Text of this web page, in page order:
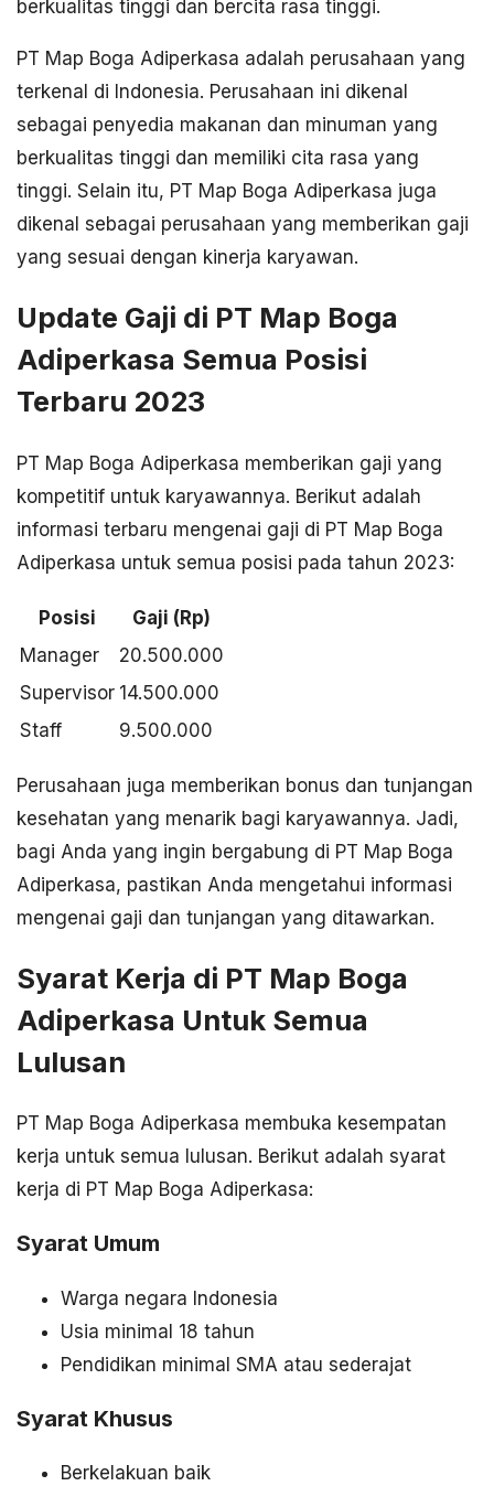
berkualitas tinggi dan bercita rasa tinggi.
PT Map Boga Adiperkasa adalah perusahaan yang
terkenal di Indonesia. Perusahaan ini dikenal
sebagai penyedia makanan dan minuman yang
berkualitas tinggi dan memiliki cita rasa yang
tinggi. Selain itu, PT Map Boga Adiperkasa juga
dikenal sebagai perusahaan yang memberikan gaji
yang sesuai dengan kinerja karyawan.
Update Gaji di PT Map Boga
Adiperkasa Semua Posisi
Terbaru 2023
PT Map Boga Adiperkasa memberikan gaji yang
kompetitif untuk karyawannya. Berikut adalah
informasi terbaru mengenai gaji di PT Map Boga
Adiperkasa untuk semua posisi pada tahun 2023:
Posisi
Gaji (Rp)
Manager
20.500.000
Supervisor 14.500.000
Staff
9.500.000
Perusahaan juga memberikan bonus dan tunjangan
kesehatan yang menarik bagi karyawannya. Jadi,
bagi Anda yang ingin bergabung di PT Map Boga
Adiperkasa, pastikan Anda mengetahui informasi
mengenai gaji dan tunjangan yang ditawarkan.
Syarat Kerja di PT Map Boga
Adiperkasa Untuk Semua
Lulusan
PT Map Boga Adiperkasa membuka kesempatan
kerja untuk semua lulusan. Berikut adalah syarat
kerja di PT Map Boga Adiperkasa:
Syarat Umum
Warga negara Indonesia
Usia minimal 18 tahun
Pendidikan minimal SMA atau sederajat
Syarat Khusus
Berkelakuan baik